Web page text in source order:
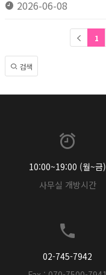
2026-06-08
1
검색
10:00~19:00 (월~금)
사무실 개방시간
02-745-7942